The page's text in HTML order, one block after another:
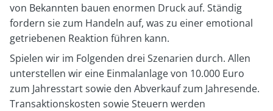
von Bekannten bauen enormen Druck auf. Ständig
fordern sie zum Handeln auf, was zu einer emotional
getriebenen Reaktion führen kann.
Spielen wir im Folgenden drei Szenarien durch. Allen
unterstellen wir eine Einmalanlage von 10.000 Euro
zum Jahresstart sowie den Abverkauf zum Jahresende.
Transaktionskosten sowie Steuern werden